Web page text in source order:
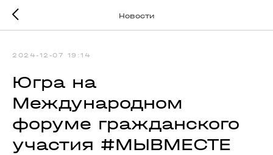
Новости
2024-12-07 19:14
Югра на
Международном
форуме гражданского
участия #МЫВМЕСТЕ